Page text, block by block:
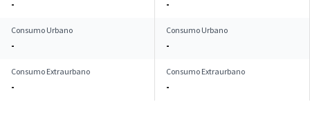
- -
Consumo Urbano
-
Consumo Urbano
-
Consumo Extraurbano
-
Consumo Extraurbano
-